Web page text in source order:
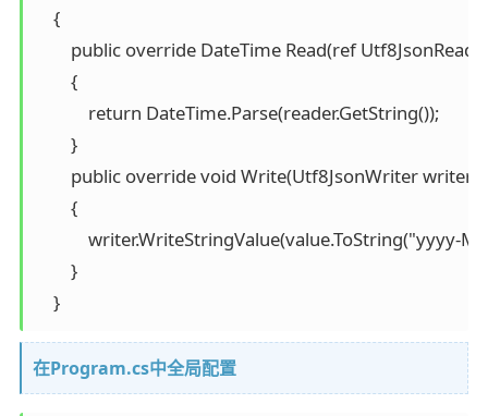
    {
public override DateTime Read(ref
        {
            return DateTime.Parse(reader.GetString());
        }
public override void Write(Utf8JsonWriter
        {
        }
    }
在Program.cs中全局配置